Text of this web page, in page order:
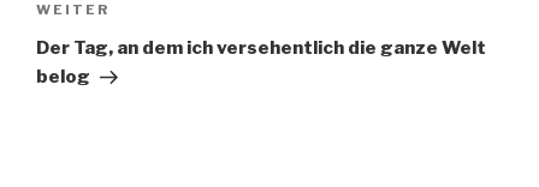
Nächster
Beitrag
WEITER
Der Tag, an dem ich versehentlich die ganze Welt
belog